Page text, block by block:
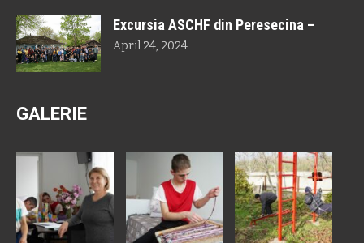
Excursia ASCHF din Peresecina –
April 24, 2024
GALERIE